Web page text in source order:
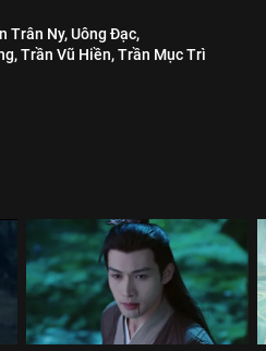
Trân Ny,Uông Đạc,
Trần Vũ Hiền,Trần Mục Trì